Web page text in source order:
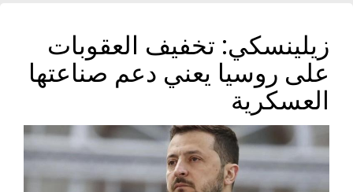
زيلينسكي: تخفيف العقوبات
على روسيا يعني دعم صناعتها
العسكرية